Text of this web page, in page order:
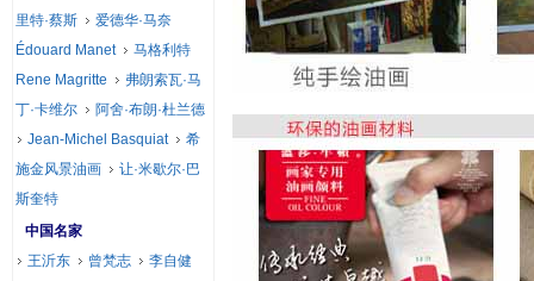
里特·蔡斯
爱德华·马奈
Édouard Manet
马格利特
Rene Magritte
弗朗索瓦·马
丁·卡维尔
阿舍·布朗·杜兰德
Jean-Michel Basquiat
希
施金风景油画
让·米歇尔·巴
斯奎特
中国名家
王沂东
曾梵志
李自健